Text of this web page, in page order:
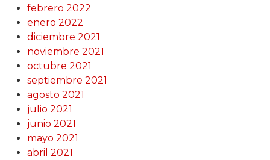
febrero 2022
enero 2022
diciembre 2021
noviembre 2021
octubre 2021
septiembre 2021
agosto 2021
julio 2021
junio 2021
mayo 2021
abril 2021